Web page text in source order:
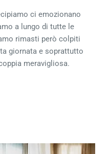
ci emozionano
a lungo di tutte le
rimasti però colpiti
giornata e soprattutto
meravigliosa.